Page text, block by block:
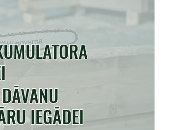
DĀVANU
IEGĀDEI